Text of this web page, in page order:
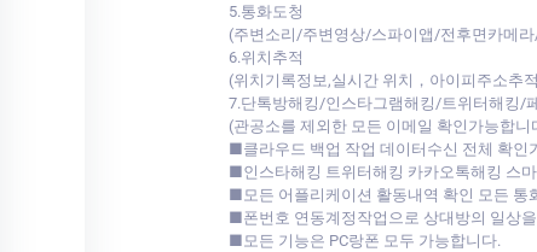
5.통화도청
(주변소리/주변영상/스파이앱/전후면카메
6.위치추적
(위치기록정보,실시간 위치，아이피주소추
7.단톡방해킹/인스타그램해킹/트위터해킹/
(관공소를 제외한 모든 이메일 확인가능합
■클라우드 백업 작업 데이터수신 전체 확인
■인스타해킹 트위터해킹 카카오톡해킹 스
■모든 어플리케이션 활동내역 확인 모든 통
■폰번호 연동계정작업으로 상대방의 일상
■모든 기능은 PC랑폰 모두 가능합니다.